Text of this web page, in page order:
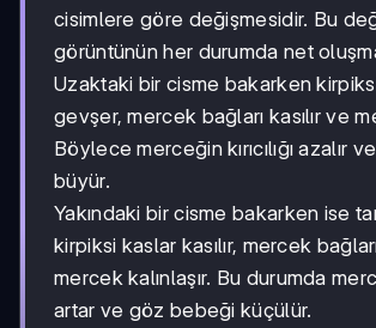
cisimlere göre değişmesidir. Bu
görüntünün her durumda net
Uzaktaki bir cisme bakarken
gevşer, mercek bağları kasılır ve
Böylece merceğin kırıcılığı azalır
büyür.
Yakındaki bir cisme bakarken ise
kirpiksi kaslar kasılır, mercek
mercek kalınlaşır. Bu durumda
artar ve göz bebeği küçülür.